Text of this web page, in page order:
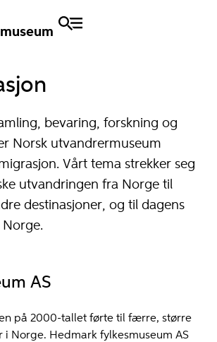
bevaring, forskning og
Norsk utvandrermuseum
Vårt tema strekker seg
utvandringen fra Norge til
destinasjoner, og til dagens
AS
på 2000-tallet førte til færre, større
i Norge. Hedmark fylkesmuseum AS